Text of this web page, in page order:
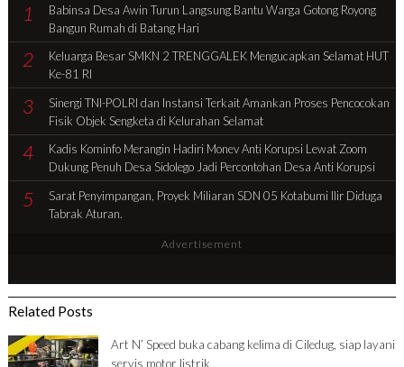
1
Babinsa Desa Awin Turun Langsung Bantu Warga Gotong Royong
Bangun Rumah di Batang Hari
2
Keluarga Besar SMKN 2 TRENGGALEK Mengucapkan Selamat HUT
Ke-81 RI
3
Sinergi TNI-POLRI dan Instansi Terkait Amankan Proses Pencocokan
Fisik Objek Sengketa di Kelurahan Selamat
4
Kadis Kominfo Merangin Hadiri Monev Anti Korupsi Lewat Zoom
Dukung Penuh Desa Sidolego Jadi Percontohan Desa Anti Korupsi
5
Sarat Penyimpangan, Proyek Miliaran SDN 05 Kotabumi Ilir Diduga
Tabrak Aturan.
Advertisement
Related Posts
Art N’ Speed buka cabang kelima di Ciledug, siap layani
servis motor listrik